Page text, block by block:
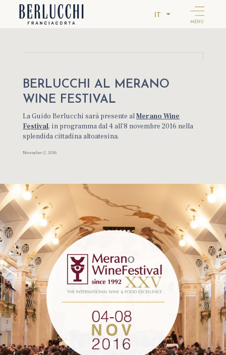
IT
MENU
BERLUCCHI AL MERANO
WINE FESTIVAL
La Guido Berlucchi sarà presente alMerano Wine
Festival, in programma dal 4 all’8 novembre 2016 nella
splendida cittadina altoatesina.
Novembre 2, 2016